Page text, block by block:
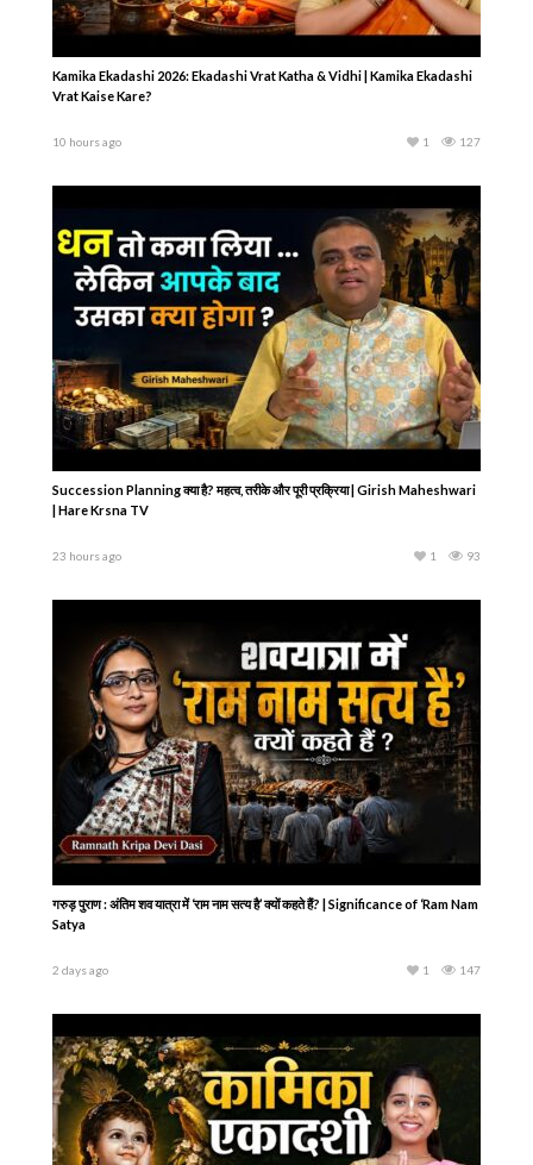
Kamika Ekadashi 2026: Ekadashi Vrat Katha & Vidhi | Kamika Ekadashi
Vrat Kaise Kare?
10 hours ago 127
1
Succession Planning क्या है? महत्व, तरीके और पूरी प्रक्रिया | Girish Maheshwari
| Hare Krsna TV
23 hours ago 93
1
गरुड़ पुराण : अंतिम शव यात्रा में ‘राम नाम सत्य है’ क्यों कहते हैं? | Significance of ‘Ram Nam
Satya
2 days ago 147
1